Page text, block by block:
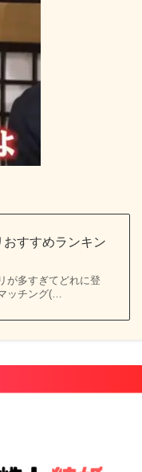
すすめランキン
が多すぎてどれに登
ッチング(…